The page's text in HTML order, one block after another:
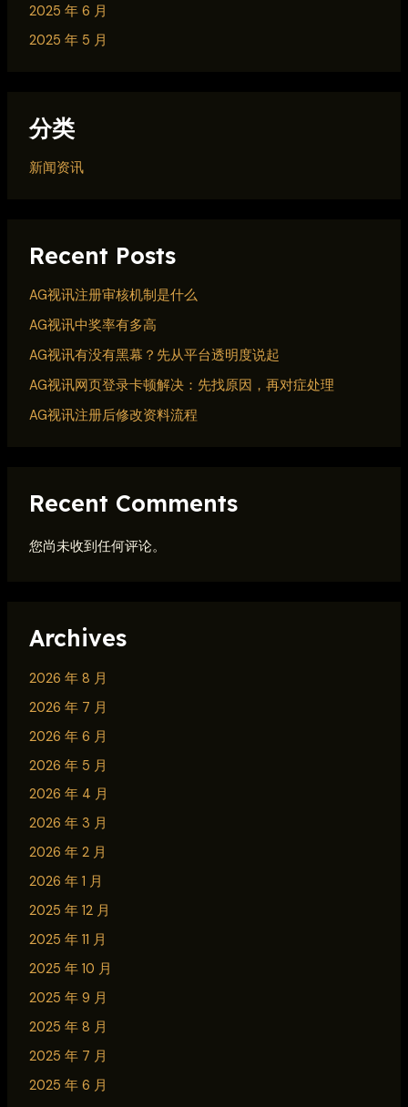
2025 年 6 月
2025 年 5 月
分类
新闻资讯
Recent Posts
AG视讯注册审核机制是什么
AG视讯中奖率有多高
AG视讯有没有黑幕？先从平台透明度说起
AG视讯网页登录卡顿解决：先找原因，再对症处理
AG视讯注册后修改资料流程
Recent Comments
您尚未收到任何评论。
Archives
2026 年 8 月
2026 年 7 月
2026 年 6 月
2026 年 5 月
2026 年 4 月
2026 年 3 月
2026 年 2 月
2026 年 1 月
2025 年 12 月
2025 年 11 月
2025 年 10 月
2025 年 9 月
2025 年 8 月
2025 年 7 月
2025 年 6 月